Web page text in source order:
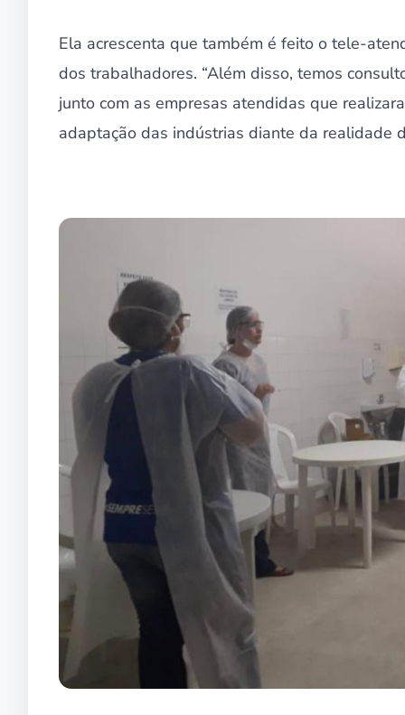
Ela acrescenta que também é feito o tele-
dos trabalhadores. “Além disso, temos
junto com as empresas atendidas que
adaptação das indústrias diante da realidade